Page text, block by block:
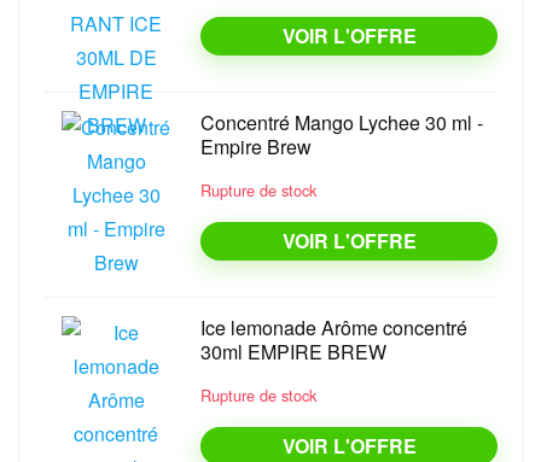
VOIR L'OFFRE
Concentré Mango Lychee 30 ml -
Empire Brew
Rupture de stock
VOIR L'OFFRE
Ice lemonade Arôme concentré
30ml EMPIRE BREW
Rupture de stock
VOIR L'OFFRE